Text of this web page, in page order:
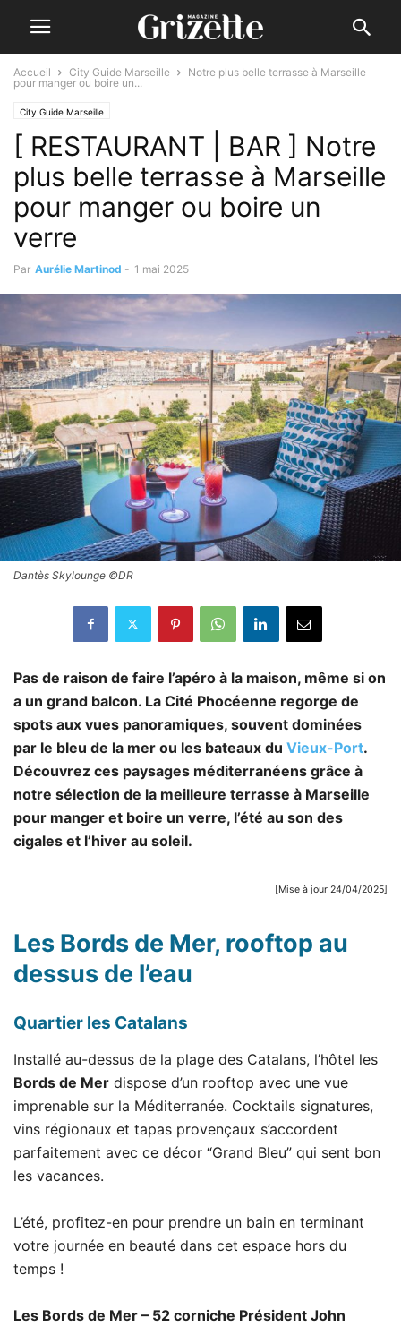
Accueil City Guide Marseille
Notre plus belle terrasse à Marseille
pour manger ou boire un...
City Guide Marseille
[ RESTAURANT | BAR ] Notre
plus belle terrasse à Marseille
pour manger ou boire un
verre
Par Aurélie Martinod - 1 mai 2025
Dantès Skylounge ©DR
Pas de raison de faire l’apéro à la maison, même si on
a un grand balcon. La Cité Phocéenne regorge de
spots aux vues panoramiques, souvent dominées
par le bleu de la mer ou les bateaux du Vieux-Port.
Découvrez ces paysages méditerranéens grâce à
notre sélection de la meilleure terrasse à Marseille
pour manger et boire un verre, l’été au son des
cigales et l’hiver au soleil.
[Mise à jour 24/04/2025]
Les Bords de Mer, rooftop au
dessus de l’eau
Quartier les Catalans
Installé au-dessus de la plage des Catalans, l’hôtel les
Bords de Mer dispose d’un rooftop avec une vue
imprenable sur la Méditerranée. Cocktails signatures,
vins régionaux et tapas provençaux s’accordent
parfaitement avec ce décor “Grand Bleu” qui sent bon
les vacances.
L’été, profitez-en pour prendre un bain en terminant
votre journée en beauté dans cet espace hors du
temps !
Les Bords de Mer – 52 corniche Président John